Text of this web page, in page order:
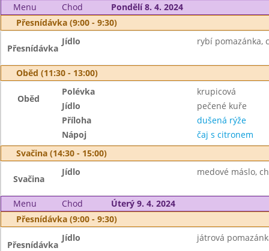
Menu Chod
Pondělí 8. 4. 2024
Přesnídávka (9:00 - 9:30)
Přesnídávka
Jídlo rybí pomazánka,
Oběd (11:30 - 13:00)
Oběd
Polévka
krupicová
Jídlo
pečené kuře
Příloha
dušená rýže
Nápoj
čaj s citronem
Svačina (14:30 - 15:00)
Svačina
Jídlo medové máslo,
Menu Chod
Úterý 9. 4. 2024
Přesnídávka (9:00 - 9:30)
Přesnídávka
Jídlo játrová